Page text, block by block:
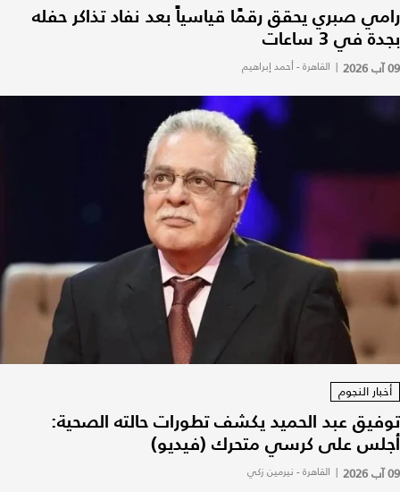
رامي صبري يحقق رقمًا قياسياً بعد نفاد تذاكر حفله
بجدة في 3 ساعات
09 آب 2026 | القاهرة - أحمد إبراهيم
أخبار النجوم
توفيق عبد الحميد يكشف تطورات حالته الصحية:
أجلس على كرسي متحرك (فيديو)
09 آب 2026 | القاهرة - نيرمين زكي